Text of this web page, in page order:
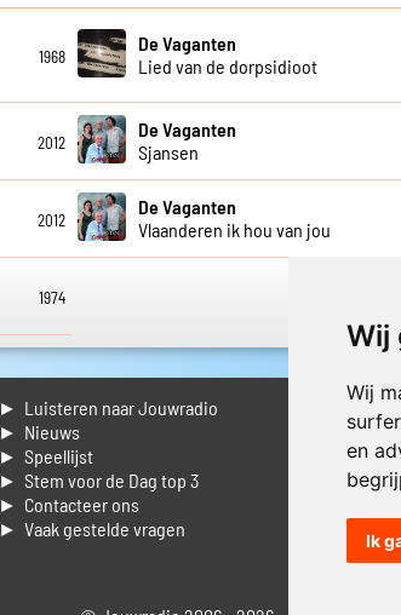
Wij
Wij
en
Ik
1968
De Vaganten
Lied van de dorpsidioot
2012
De Vaganten
Sjansen
2012
De Vaganten
Vlaanderen ik hou van jou
1974
► Luisteren naar Jouwradio
► Nieuws
► Speellijst
► Stem voor de Dag top 3
► Contacteer ons
► Vaak gestelde vragen
►
► Muziek
► Vlaamse
► De 50
► Cookie
►